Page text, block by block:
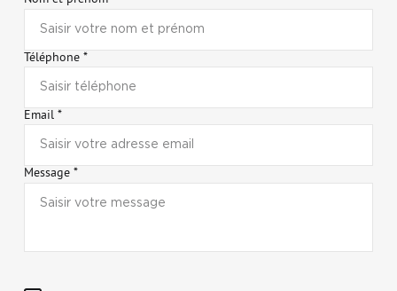
Téléphone *
Email *
Message *